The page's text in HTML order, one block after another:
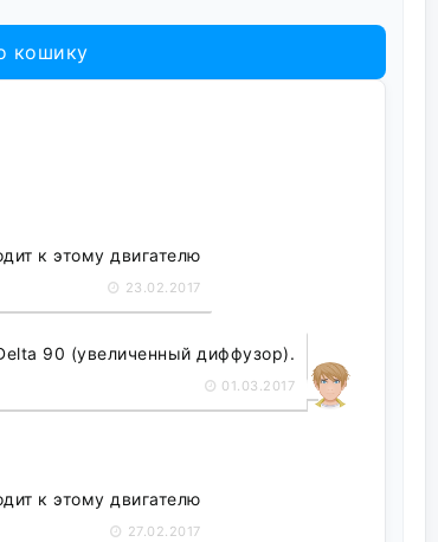
кошику
к этому двигателю
23.02.2017
90 (увеличенный диффузор).
01.03.2017
к этому двигателю
27.02.2017